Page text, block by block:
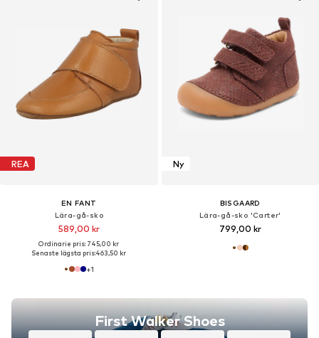
REA
EN FANT
Lära-gå-sko
589,00 kr
Ordinarie pris: 745,00 kr
Senaste lägsta pris:463,50 kr
+1
First Walker Shoes
Ny
BISGAARD
Lära-gå-sko 'Carter'
799,00 kr